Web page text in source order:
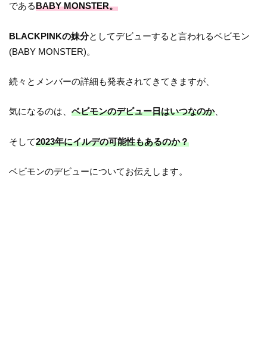
であるBABY MONSTER。
BLACKPINKの妹分としてデビューすると言われるベビモン
(BABY MONSTER)。
続々とメンバーの詳細も発表されてきてきますが、
気になるのは、ベビモンのデビュー日はいつなのか、
そして2023年にイルデの可能性もあるのか？
ベビモンのデビューについてお伝えします。